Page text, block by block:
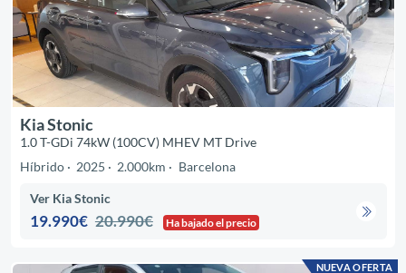
Kia Stonic
1.0 T-GDi 74kW (100CV) MHEV MT Drive
Híbrido
2025 2.000km Barcelona
Ver Kia Stonic
19.990€ 20.990€ Ha bajado el precio
NUEVA OFERTA